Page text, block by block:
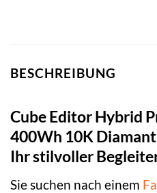
BESCHREIBUNG
Cube Editor Hybrid
400Wh 10K
Ihr stilvoller
Sie suchen nach einem